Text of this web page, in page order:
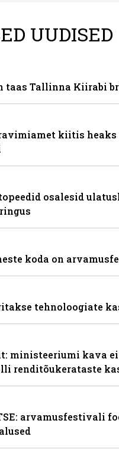
UUDISED
taas Tallinna Kiirabi
kiitis heaks
osalesid
koda on
tehnoloogiate
ministeeriumi kava
renditõukerataste
arvamusfestivali